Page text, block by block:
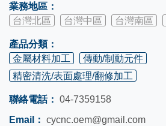
業務地區：
台灣北區
台灣中區 台灣南區
產品分類：
金屬材料加工
傳動/制動元件
精密清洗/表面處理/翻修加工
聯絡電話： 04-7359158
Email： cycnc.oem@gmail.com